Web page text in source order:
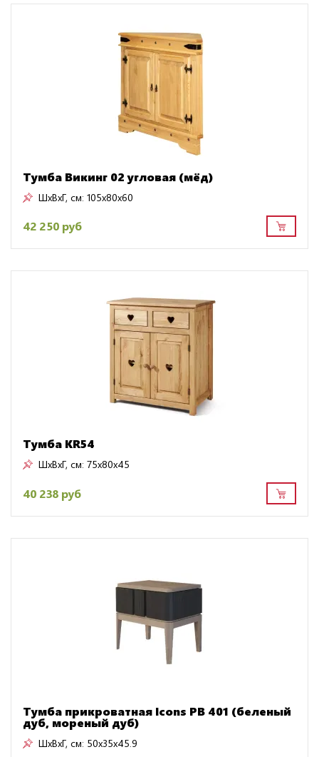
Тумба Викинг 02 угловая (мёд)
ШxВxГ, см: 105x80x60
42 250 руб
Тумба KR54
ШxВxГ, см: 75x80x45
40 238 руб
Тумба прикроватная Icons РВ 401 (беленый
дуб, мореный дуб)
ШxВxГ, см: 50x35x45.9